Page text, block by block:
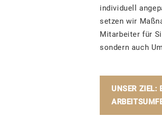
individuell
setzen wir
Mitarbeiter für
sondern auch
UNSER ZIEL: